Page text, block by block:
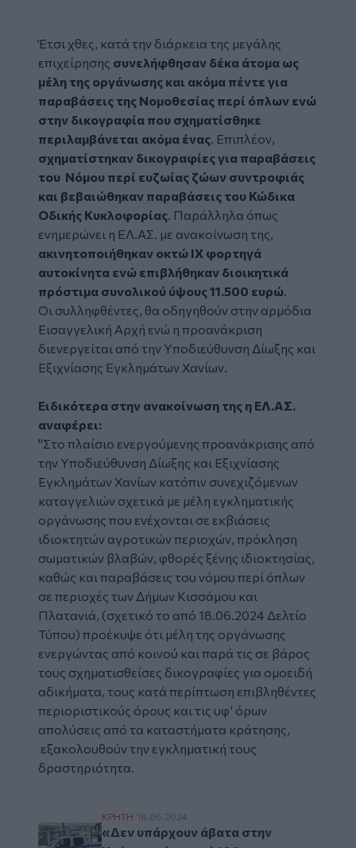
Έτσι χθες, κατά την διάρκεια της μεγάλης
επιχείρησης συνελήφθησαν δέκα άτομα ως
μέλη της οργάνωσης και ακόμα πέντε για
παραβάσεις της Νομοθεσίας περί όπλων ενώ
στην δικογραφία που σχηματίσθηκε
περιλαμβάνεται ακόμα ένας. Επιπλέον,
σχηματίστηκαν δικογραφίες για παραβάσεις
του Νόμου περί ευζωίας ζώων συντροφιάς
και βεβαιώθηκαν παραβάσεις του Κώδικα
Οδικής Κυκλοφορίας. Παράλληλα όπως
ενημερώνει η ΕΛ.ΑΣ. με ανακοίνωση της,
ακινητοποιήθηκαν οκτώ ΙΧ φορτηγά
αυτοκίνητα ενώ επιβλήθηκαν διοικητικά
πρόστιμα συνολικού ύψους 11.500 ευρώ.
Οι συλληφθέντες, θα οδηγηθούν στην αρμόδια
Εισαγγελική Αρχή ενώ η προανάκριση
διενεργείται από την Υποδιεύθυνση Δίωξης και
Εξιχνίασης Εγκλημάτων Χανίων.
Ειδικότερα στην ανακοίνωση της η ΕΛ.ΑΣ.
αναφέρει:
"Στο πλαίσιο ενεργούμενης προανάκρισης από
την Υποδιεύθυνση Δίωξης και Εξιχνίασης
Εγκλημάτων Χανίων κατόπιν συνεχιζόμενων
καταγγελιών σχετικά με μέλη εγκληματικής
οργάνωσης που ενέχονται σε εκβιάσεις
ιδιοκτητών αγροτικών περιοχών, πρόκληση
σωματικών βλαβών, φθορές ξένης ιδιοκτησίας,
καθώς και παραβάσεις του νόμου περί όπλων
σε περιοχές των Δήμων Κισσάμου και
Πλατανιά, (σχετικό το από 18.06.2024 Δελτίο
Τύπου) προέκυψε ότι μέλη της οργάνωσης
ενεργώντας από κοινού και παρά τις σε βάρος
τους σχηματισθείσες δικογραφίες για ομοειδή
αδικήματα, τους κατά περίπτωση επιβληθέντες
περιοριστικούς όρους και τις υφ’ όρων
απολύσεις από τα καταστήματα κράτησης,
εξακολουθούν την εγκληματική τους
δραστηριότητα.
«Δεν υπάρχουν άβατα στην Κρήτη», πάνω
ΚΡΗΤΗ 18.06.2024
«Δεν υπάρχουν άβατα στην